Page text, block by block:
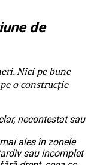
de
Nici pe bune
o construcție
necontestat sau
ales în zonele
sau incomplet